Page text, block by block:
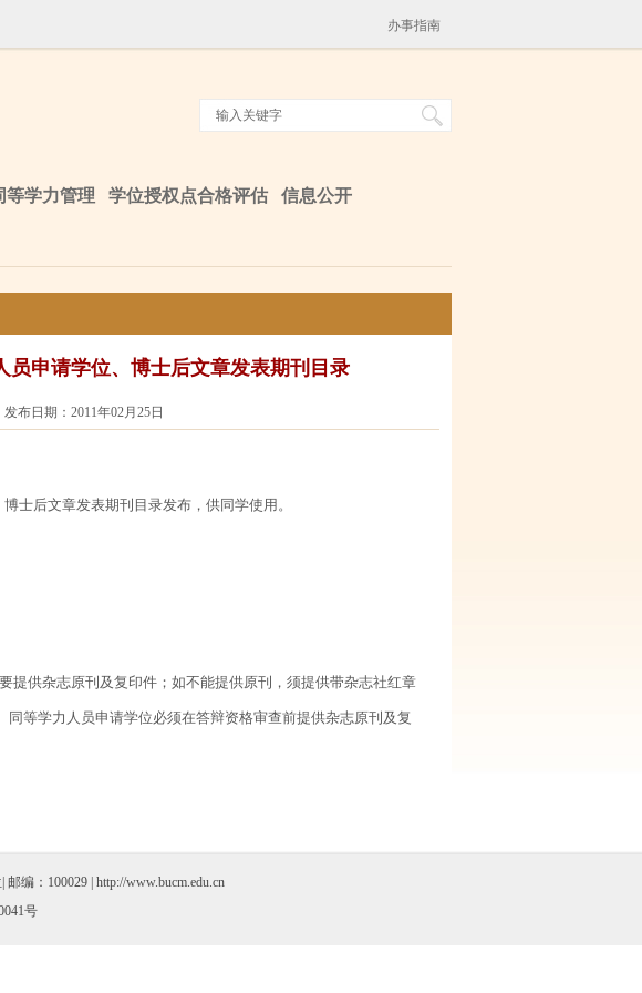
办事指南
等学力管理 学位授权点合格评估 信息公开
员申请学位、博士后文章发表期刊目录
布日期：2011年02月25日
后文章发表期刊目录发布，供同学使用。
供杂志原刊及复印件；如不能提供原刊，须提供带杂志社红章
等学力人员申请学位必须在答辩资格审查前提供杂志原刊及复
编：100029 | http://www.bucm.edu.cn
号